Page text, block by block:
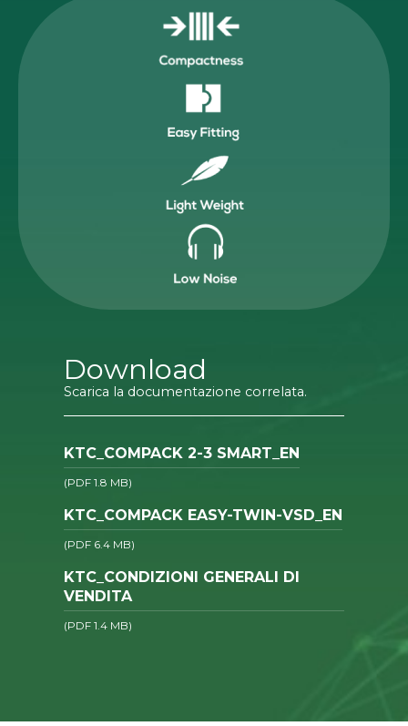
Download
Scarica la documentazione correlata.
KTC_COMPACK 2-3 SMART_EN
(PDF 1.8 MB)
KTC_COMPACK EASY-TWIN-VSD_EN
(PDF 6.4 MB)
KTC_CONDIZIONI GENERALI DI
VENDITA
(PDF 1.4 MB)